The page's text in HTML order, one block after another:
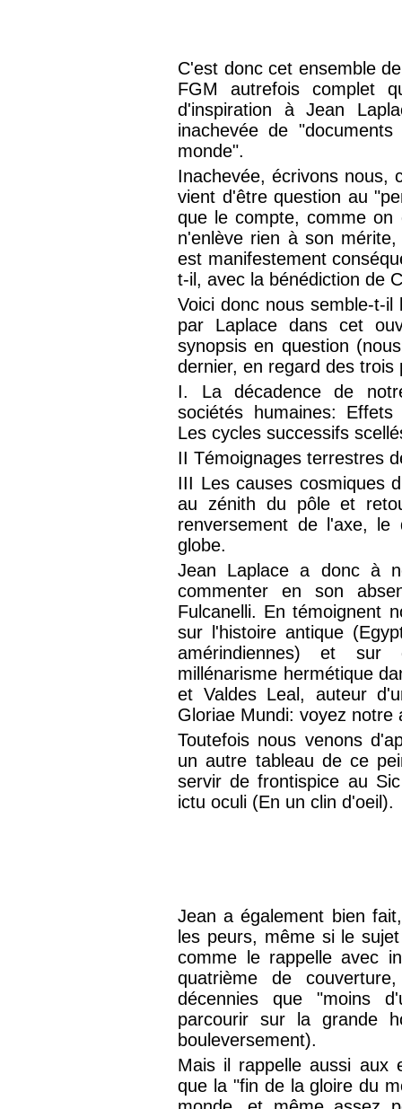
C'est donc cet ensemble
FGM autrefois complet
d'inspiration à Jean
inachevée de
monde".
Inachevée, écrivons nous,
vient d'être question au
que le compte, comme
n'enlève rien à son
est manifestement
t-il, avec la bénédiction de
Voici donc nous semble-t-
par Laplace dans cet
synopsis en question
dernier, en regard des trois
I. La décadence de
sociétés humaines:
Les cycles successifs
II Témoignages terrestres
III Les causes cosmiques
au zénith du pôle et
renversement de l'axe,
globe.
Jean Laplace a donc à
commenter en son
Fulcanelli. En témoignent
sur l'histoire antique
amérindiennes) et sur
millénarisme hermétique
et Valdes Leal, auteur
Gloriae Mundi: voyez
Toutefois nous venons
un autre tableau de ce
servir de frontispice au
ictu oculi (En un clin d'oeil).
Jean a également bien
les peurs, même si le
comme le rappelle avec
quatrième de
décennies que "moins
parcourir sur la grande
bouleversement).
Mais il rappelle aussi aux
que la "fin de la gloire du